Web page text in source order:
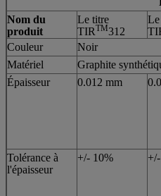
Nom du
produit
Le titre
TIRTM312
Couleur
Noir
Matériel
Graphite
Épaisseur
0.012 mm
Tolérance à
l'épaisseur
+/- 10%